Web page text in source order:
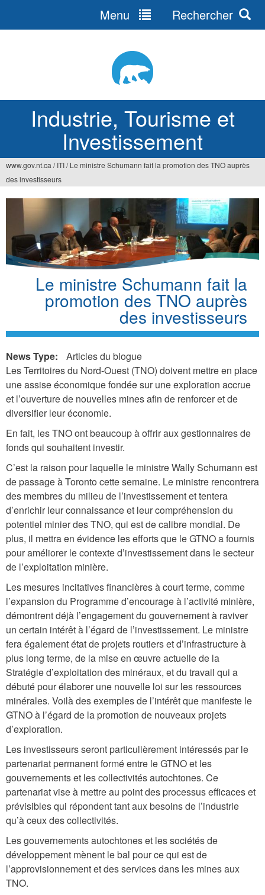
Industrie, Tourisme et
Investissement
Menu Rechercher
Vous
êtes
www.gov.nt.ca / ITI/ Le ministre Schumann fait la promotion des TNO auprès
des investisseurs
Le ministre Schumann fait la
promotion des TNO auprès
des investisseurs
News Type:
Articles du blogue
Les Territoires du Nord-Ouest (TNO) doivent mettre en place
une assise économique fondée sur une exploration accrue
et l’ouverture de nouvelles mines afin de renforcer et de
diversifier leur économie.
En fait, les TNO ont beaucoup à offrir aux gestionnaires de
fonds qui souhaitent investir.
C’est la raison pour laquelle le ministre Wally Schumann est
de passage à Toronto cette semaine. Le ministre rencontrera
des membres du milieu de l’investissement et tentera
d’enrichir leur connaissance et leur compréhension du
potentiel minier des TNO, qui est de calibre mondial. De
plus, il mettra en évidence les efforts que le GTNO a fournis
pour améliorer le contexte d’investissement dans le secteur
de l’exploitation minière.
Les mesures incitatives financières à court terme, comme
l’expansion du Programme d’encourage à l’activité minière,
démontrent déjà l’engagement du gouvernement à raviver
un certain intérêt à l’égard de l’investissement. Le ministre
fera également état de projets routiers et d’infrastructure à
plus long terme, de la mise en œuvre actuelle de la
Stratégie d’exploitation des minéraux, et du travail qui a
débuté pour élaborer une nouvelle loi sur les ressources
minérales. Voilà des exemples de l’intérêt que manifeste le
GTNO à l’égard de la promotion de nouveaux projets
d’exploration.
Les investisseurs seront particulièrement intéressés par le
partenariat permanent formé entre le GTNO et les
gouvernements et les collectivités autochtones. Ce
partenariat vise à mettre au point des processus efficaces et
prévisibles qui répondent tant aux besoins de l’industrie
qu’à ceux des collectivités.
Les gouvernements autochtones et les sociétés de
développement mènent le bal pour ce qui est de
l’approvisionnement et des services dans les mines aux
TNO.